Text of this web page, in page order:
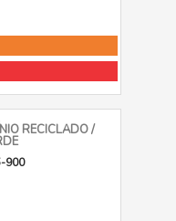
RECICLADO /
900